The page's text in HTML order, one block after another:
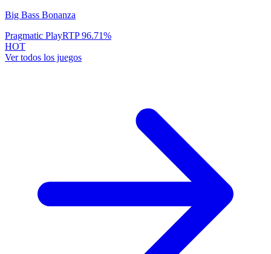
Big Bass Bonanza
Pragmatic PlayRTP96.71%
HOT
Ver todos los juegos